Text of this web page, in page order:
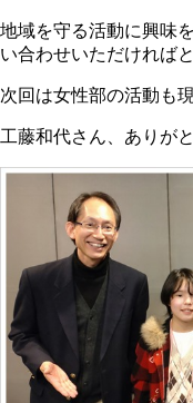
地域を守る活動に興味
い合わせいただければ
次回は女性部の活動も
工藤和代さん、ありが